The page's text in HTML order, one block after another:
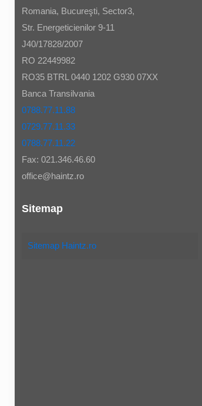
Romania, Bucureşti, Sector3,
Str. Energeticienilor 9-11
J40/17828/2007
RO 22449982
RO35 BTRL 0440 1202 G930 07XX
Banca Transilvania
0788.77.11.88
0729.77.11.33
0788.77.11.22
Fax: 021.346.46.60
office@haintz.ro
Sitemap
Sitemap Haintz.ro